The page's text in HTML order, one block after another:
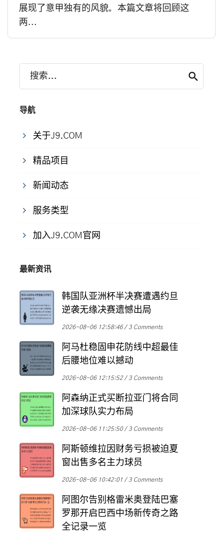
展现了意甲独有的风貌。本篇文章将回顾这
两...
搜索...
导航
关于J9.COM
精品项目
新闻动态
服务类型
加入J9.COM官网
最新资讯
韩国队亚洲杯半决赛遭遇约旦
逆袭无缘决赛遗憾出局
2026-08-06 12:58:46 3 Comments
阿马杜稳固申花防线中超最佳
后腰地位难以撼动
2026-08-06 12:15:52 3 Comments
阿森纳正式买断拉亚门将合同
加深球队实力布局
2026-08-06 11:25:50 3 Comments
阿斯顿维拉因财务亏损被迫夏
窗出售多名主力球员
2026-08-06 10:42:01 3 Comments
阿图尔告别格雷米奥登陆巴塞
罗那开启巴西中场新传奇之路
全记录一览